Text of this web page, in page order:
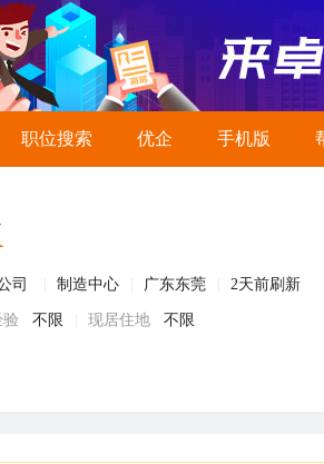
职位搜索 优企 手机版
司 制造中心 广东东莞 2天前刷新
不限 现居住地 不限